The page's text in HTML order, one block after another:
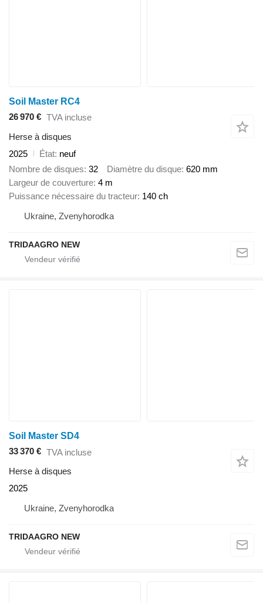
Soil Master RC4
26 970 € TVA incluse
Herse à disques
2025
État neuf
Nombre de disques 32 Diamètre du disque 620 mm
Largeur de couverture 4 m
Puissance nécessaire du tracteur 140 ch
Ukraine, Zvenyhorodka
TRIDAAGRO NEW
Soil Master SD4
33 370 € TVA incluse
Herse à disques
2025
Ukraine, Zvenyhorodka
TRIDAAGRO NEW